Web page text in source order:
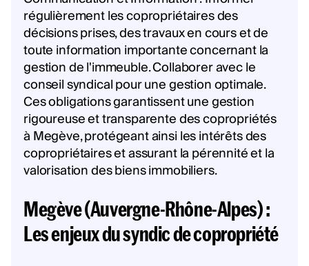
régulièrement les copropriétaires des
décisions prises, des travaux en cours et de
toute information importante concernant la
gestion de l'immeuble. Collaborer avec le
conseil syndical pour une gestion optimale.
Ces obligations garantissent une gestion
rigoureuse et transparente des copropriétés
à Megève, protégeant ainsi les intérêts des
copropriétaires et assurant la pérennité et la
valorisation des biens immobiliers.
Megève (Auvergne-Rhône-Alpes) :
Les enjeux du syndic de copropriété